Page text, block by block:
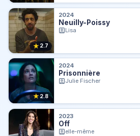
★ 2.7
2024
Neuilly-Poissy
Lisa
★2.8
2024
Prisonnière
Julie Fischer
2023
Off
elle-même